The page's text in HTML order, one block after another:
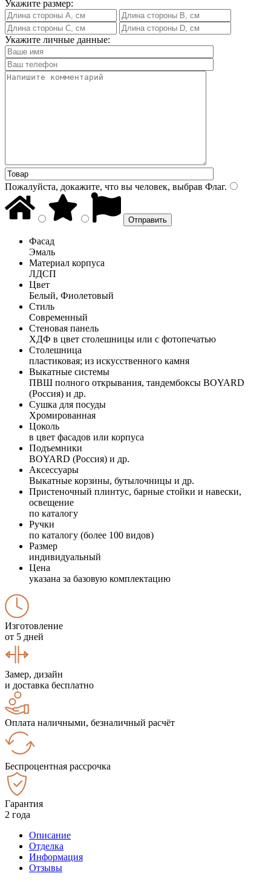
Укажите размер:
Укажите личные данные:
Пожалуйста, докажите, что вы человек, выбрав Флаг.
Фасад
Эмаль
Материал корпуса
ЛДСП
Цвет
Белый, Фиолетовый
Стиль
Современный
Стеновая панель
ХДФ в цвет столешницы или с фотопечатью
Столешница
пластиковая; из искусственного камня
Выкатные системы
ПВШ полного открывания, тандембоксы BOYARD
(Россия) и др.
Сушка для посуды
Хромированная
Цоколь
в цвет фасадов или корпуса
Подъемники
BOYARD (Россия) и др.
Аксессуары
Выкатные корзины, бутылочницы и др.
Пристеночный плинтус, барные стойки и навески,
освещение
по каталогу
Ручки
по каталогу (более 100 видов)
Размер
индивидуальный
Цена
указана за базовую комплектацию
Изготовление
от 5 дней
Замер, дизайн
и доставка бесплатно
Оплата наличными, безналичный расчёт
Беспроцентная рассрочка
Гарантия
2 года
Описание
Отделка
Информация
Отзывы